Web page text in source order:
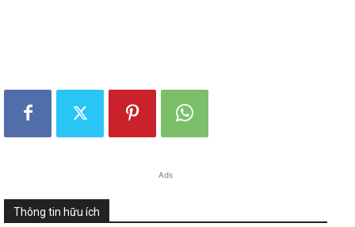
Ads
Thông tin hữu ích